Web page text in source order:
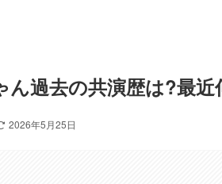
ん過去の共演歴は?最
2026年5月25日